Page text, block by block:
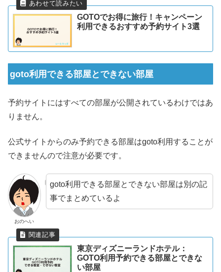
GOTOでお得に旅行！キャンペーン
利用できるおすすめ予約サイト3選
goto利用できる部屋とできない部屋
予約サイトにはすべての部屋が公開されているわけではあ
りません。
公式サイトからのみ予約できる部屋はgoto利用することが
できませんので注意が必要です。
おのへい
goto利用できる部屋とできない部屋は別の記
事でまとめているよ
東京ディズニーランドホテル：
GOTO利用予約できる部屋とできな
い部屋